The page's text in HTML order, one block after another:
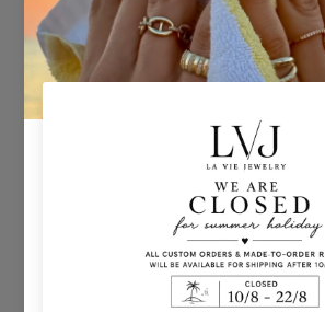
Παραγγελίες & Τρόποι Πληρωμής
Δώρα
ΠΟΛΙΤΙΚΗ ΕΠΙΣΤΡΟΦΗΣ ΠΡΟΪΟΝΤΩΝ
Επιστροφή Χρημάτων
LVJ BONUS & SHINE